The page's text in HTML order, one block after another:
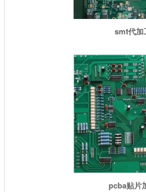
smt代加
pcba贴片